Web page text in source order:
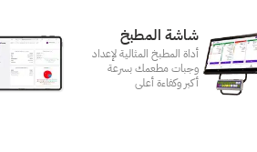
شاشة المطبخ
أداة المطبخ المثالية لإعداد
وجبات مطعمك بسرعة
أكبر وكفاءة أعلى